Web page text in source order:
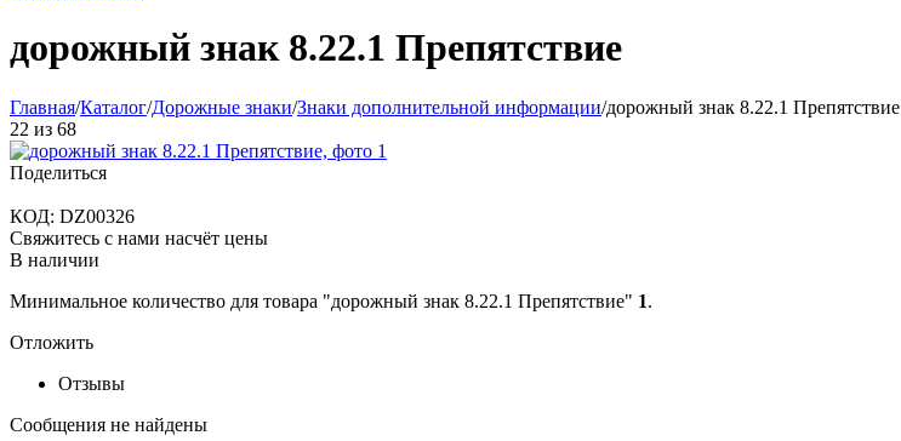
дорожный знак 8.22.1 Препятствие
Главная/Каталог/Дорожные знаки/Знаки дополнительной информации/дорожный знак 8.22.1 Препятствие
22 из 68
Поделиться
КОД: DZ00326
Свяжитесь с нами насчёт цены
В наличии
Минимальное количество для товара "дорожный знак 8.22.1 Препятствие" 1.
Отложить
Отзывы
Сообщения не найдены